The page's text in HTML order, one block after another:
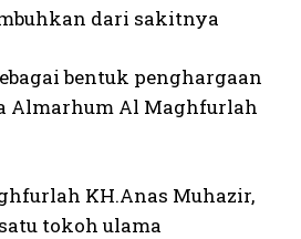
dari sakitnya
bentuk penghargaan
Almarhum Al Maghfurlah
KH.Anas Muhazir,
tokoh ulama